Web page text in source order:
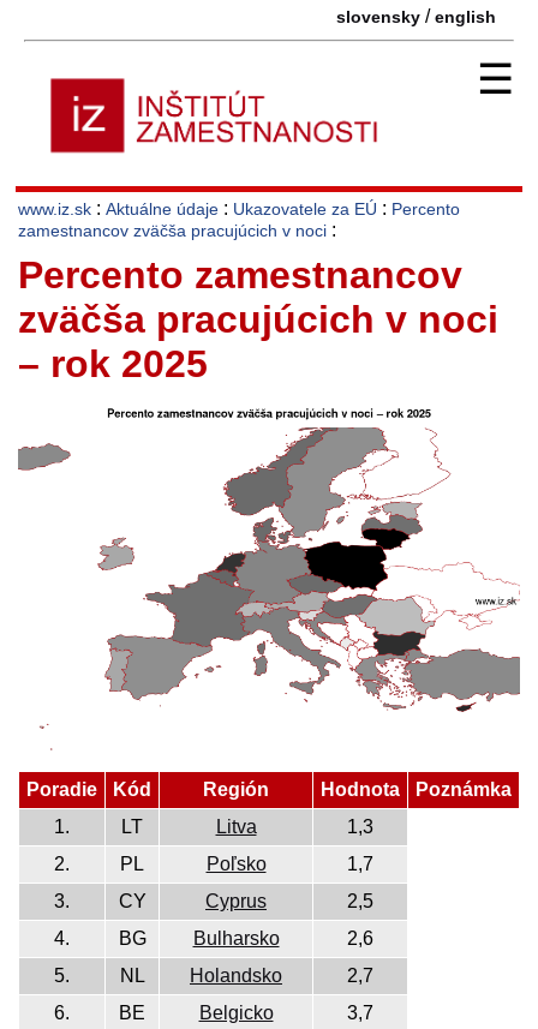
slovensky /english
☰
www.iz.sk : Aktuálne údaje : Ukazovatele za EÚ : Percento
zamestnancov zväčša pracujúcich v noci :
Percento zamestnancov
zväčša pracujúcich v noci
– rok 2025
Poradie Kód Región Hodnota
Poznámka
1.
LT Litva
1,3
2.
PL Poľsko
1,7
3.
CY Cyprus
2,5
4.
BG Bulharsko
2,6
5.
NL Holandsko
2,7
6.
BE Belgicko
3,7